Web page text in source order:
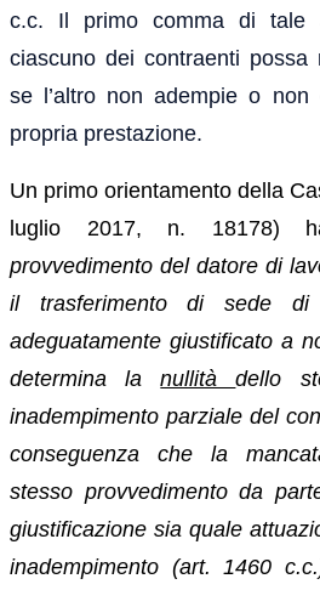
c.c. Il primo comma di tale
ciascuno dei contraenti possa
se l’altro non adempie o
propria prestazione.
Un primo orientamento della
luglio 2017, n. 18178)
provvedimento del datore di
il trasferimento di sede di
adeguatamente giustificato a
determina lanullitàdello
inadempimento parziale del
conseguenza che la
stesso provvedimento da
giustificazione sia quale
inadempimento (art. 1460